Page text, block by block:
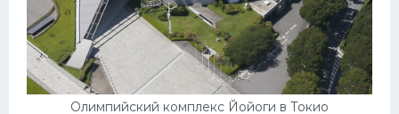
Олимпийский комплекс Йойоги в Токио